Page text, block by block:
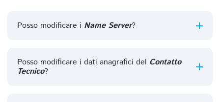
Posso modificare i Name Server?
Posso modificare i dati anagrafici del Contatto
Tecnico?